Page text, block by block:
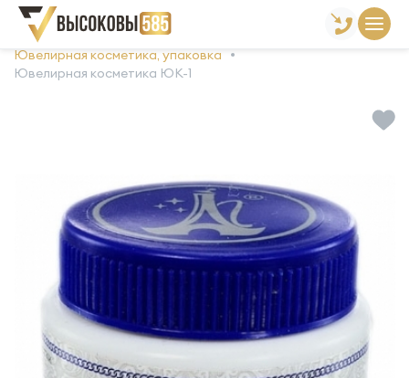
Главная
Склад готовой продукции
Ювелирная косметика, упаковка
Ювелирная косметика ЮК-1